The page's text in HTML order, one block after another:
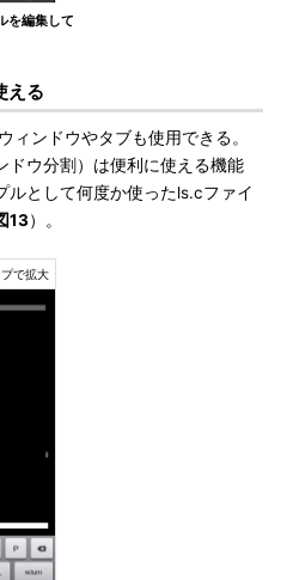
を編集して
える
ンドウやタブも使用できる。
ドウ分割）は便利に使える機能
ルとして何度か使ったls.cファイ
13）。